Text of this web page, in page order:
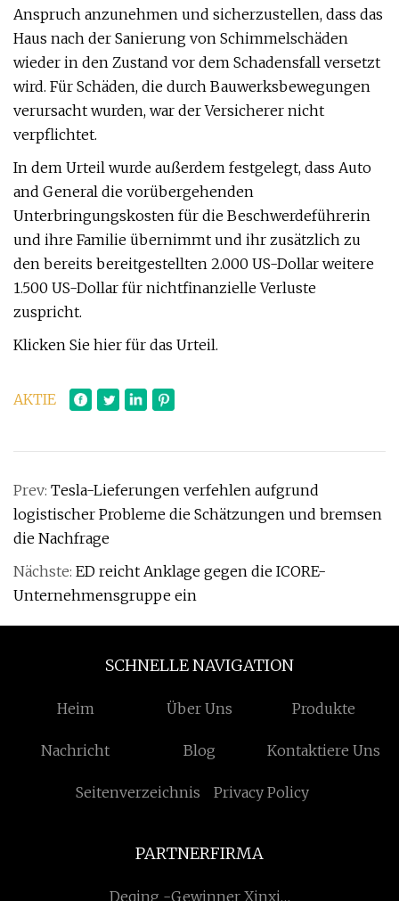
Anspruch anzunehmen und sicherzustellen, dass das
Haus nach der Sanierung von Schimmelschäden
wieder in den Zustand vor dem Schadensfall versetzt
wird. Für Schäden, die durch Bauwerksbewegungen
verursacht wurden, war der Versicherer nicht
verpflichtet.
In dem Urteil wurde außerdem festgelegt, dass Auto
and General die vorübergehenden
Unterbringungskosten für die Beschwerdeführerin
und ihre Familie übernimmt und ihr zusätzlich zu
den bereits bereitgestellten 2.000 US-Dollar weitere
1.500 US-Dollar für nichtfinanzielle Verluste
zuspricht.
Klicken Sie hier für das Urteil.
AKTIE
Prev: Tesla-Lieferungen verfehlen aufgrund
logistischer Probleme die Schätzungen und bremsen
die Nachfrage
Nächste: ED reicht Anklage gegen die ICORE-
Unternehmensgruppe ein
SCHNELLE NAVIGATION
Heim Über Uns Produkte
Nachricht Blog Kontaktiere Uns
Seitenverzeichnis Privacy Policy
PARTNERFIRMA
Deqing -Gewinner Xinxin